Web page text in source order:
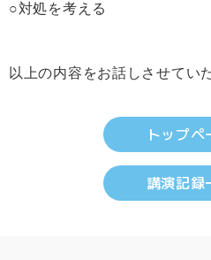
○対処を考える
以上の内容をお話しさせてい
トップペ
講演記録